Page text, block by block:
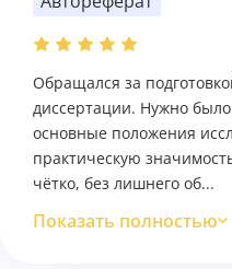
Обращался за
диссертации. Нужно
основные положения
практическую
чётко, без лишнего об...
Показать полностью